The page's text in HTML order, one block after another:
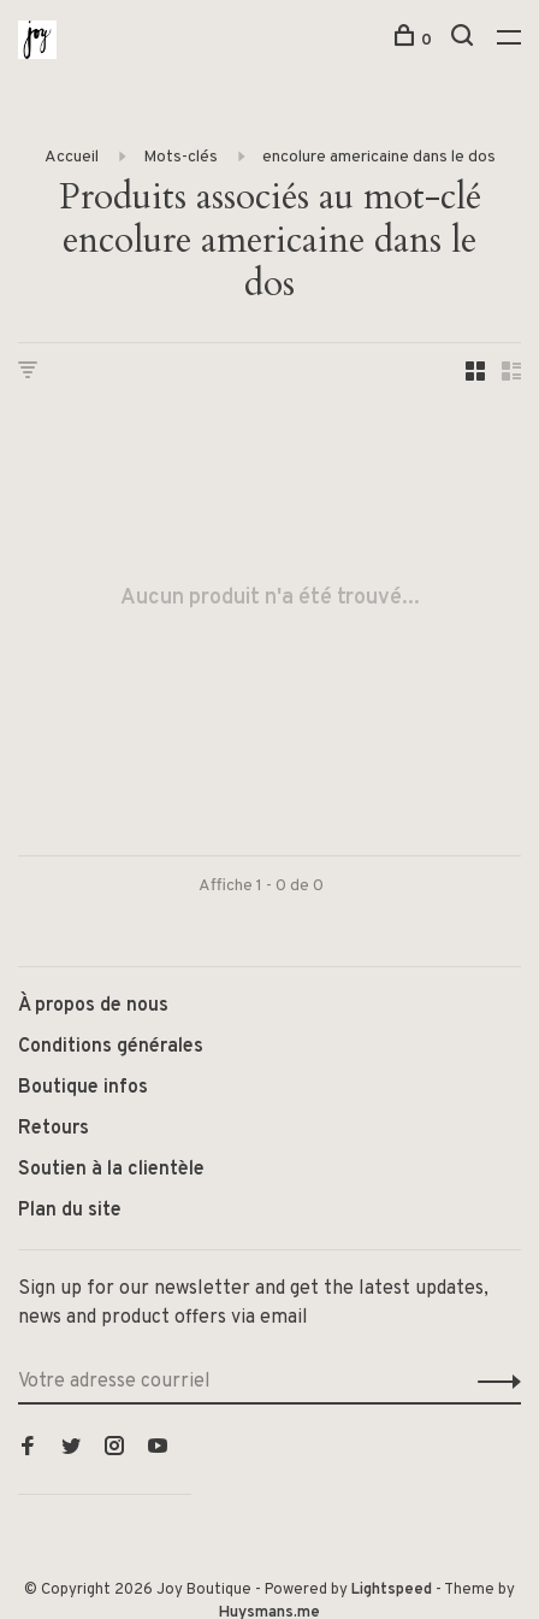
0
Accueil Mots-clés encolure americaine dans le dos
Produits associés au mot-clé
encolure americaine dans le
dos
Aucun produit n'a été trouvé...
Affiche 1 - 0 de 0
À propos de nous
Conditions générales
Boutique infos
Retours
Soutien à la clientèle
Plan du site
Sign up for our newsletter and get the latest updates,
news and product offers via email
© Copyright 2026 Joy Boutique - Powered byLightspeed - Theme by
Huysmans.me